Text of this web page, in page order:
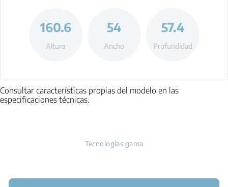
160.6
Altura
54
Ancho
57.4
Profundidad
Consultar características propias del modelo en las
especificaciones técnicas.
Tecnologías gama